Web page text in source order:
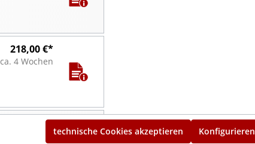
218,00 €*
ca. 4 Wochen
218,00 €*
technische Cookies akzeptieren Konfigurieren